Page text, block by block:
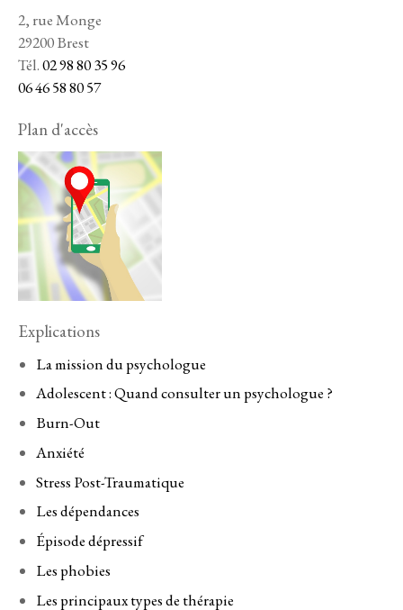
2, rue Monge
29200 Brest
Tél.02 98 80 35 96
06 46 58 80 57
Plan d'accès
Explications
La mission du psychologue
Adolescent : Quand consulter un psychologue ?
Burn-Out
Anxiété
Stress Post-Traumatique
Les dépendances
Épisode dépressif
Les phobies
Les principaux types de thérapie